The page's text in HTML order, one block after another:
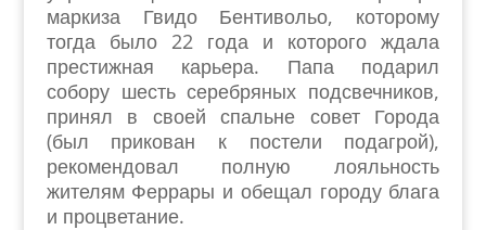
маркиза Гвидо Бентивольо, которому
тогда было 22 года и которого ждала
престижная карьера. Папа подарил
собору шесть серебряных подсвечников,
принял в своей спальне совет Города
(был прикован к постели подагрой),
рекомендовал полную лояльность
жителям Феррары и обещал городу блага
и процветание.